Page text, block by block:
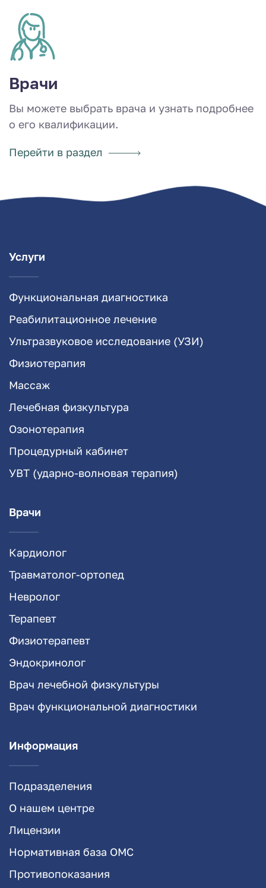
Врачи
Вы можете выбрать врача и узнать подробнее
о его квалификации.
Перейти в раздел
Услуги
Функциональная диагностика
Реабилитационное лечение
Ультразвуковое исследование (УЗИ)
Физиотерапия
Массаж
Лечебная физкультура
Озонотерапия
Процедурный кабинет
УВТ (ударно-волновая терапия)
Врачи
Кардиолог
Травматолог-ортопед
Невролог
Терапевт
Физиотерапевт
Эндокринолог
Врач лечебной физкультуры
Врач функциональной диагностики
Информация
Подразделения
О нашем центре
Лицензии
Нормативная база ОМС
Противопоказания